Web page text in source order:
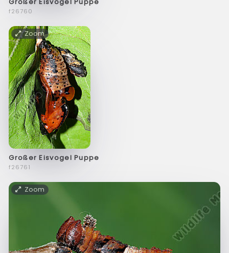
f26760
Zoom
Großer Eisvogel Puppe
f26761
Zoom